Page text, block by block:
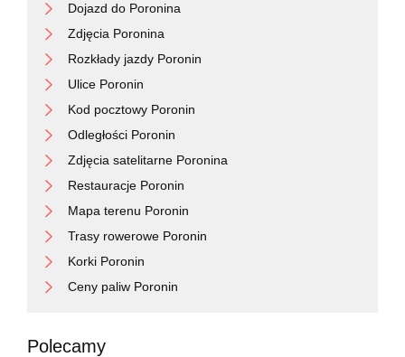
Dojazd do Poronina
Zdjęcia Poronina
Rozkłady jazdy Poronin
Ulice Poronin
Kod pocztowy Poronin
Odległości Poronin
Zdjęcia satelitarne Poronina
Restauracje Poronin
Mapa terenu Poronin
Trasy rowerowe Poronin
Korki Poronin
Ceny paliw Poronin
Polecamy